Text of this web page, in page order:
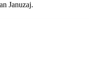
Januzaj.